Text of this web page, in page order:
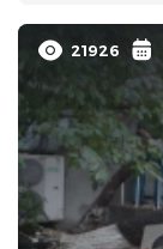
21926